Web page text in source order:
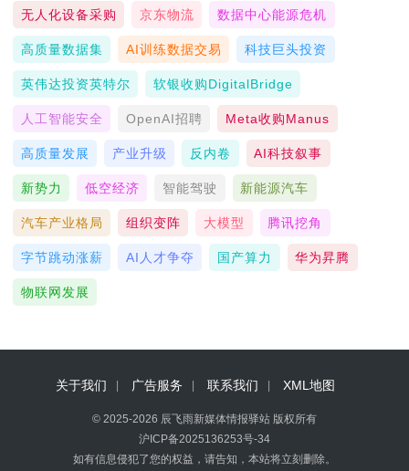
无人化设备采购 京东物流 数据中心能源危机
高质量数据集 AI训练数据交易 科技巨头投资
英伟达投资英特尔 软银收购DigitalBridge
人工智能安全 OpenAI招聘 Meta收购Manus
高质量发展 产业升级 反内卷 AI科技叙事
新势力 低空经济 智能驾驶 新能源汽车
汽车产业格局 组织变阵 大模型 腾讯挖角
字节跳动涨薪 AI人才争夺 国产算力 华为昇腾
物联网发展
关于我们 广告服务 联系我们 XML地图
© 2025-2026 辰飞雨新媒体情报驿站 版权所有
沪ICP备2025136253号-34
如有信息侵犯了您的权益，请告知，本站将立刻删除。